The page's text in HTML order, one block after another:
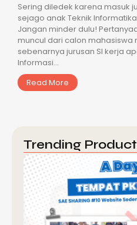
Sering diledek karena masuk
sejago anak Teknik
Jangan minder dulu!
muncul dari calon mahasiswa
sebenarnya jurusan SI kerja
Informasi...
Read More
Trending